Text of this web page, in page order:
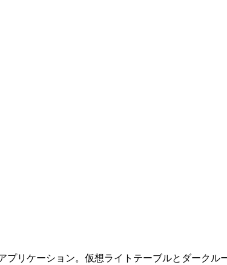
リケーション。仮想ライトテーブルとダークル